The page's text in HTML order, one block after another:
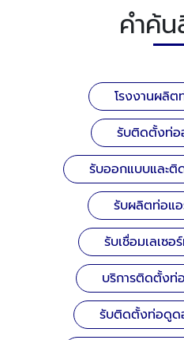
คำค้
โรงงานผลิ
รับติดตั้งท่
รับออกแบบและ
รับผลิตท่อแ
รับเชื่อมเลเซ
บริการติดตั้งท่
รับติดตั้งท่อดูด